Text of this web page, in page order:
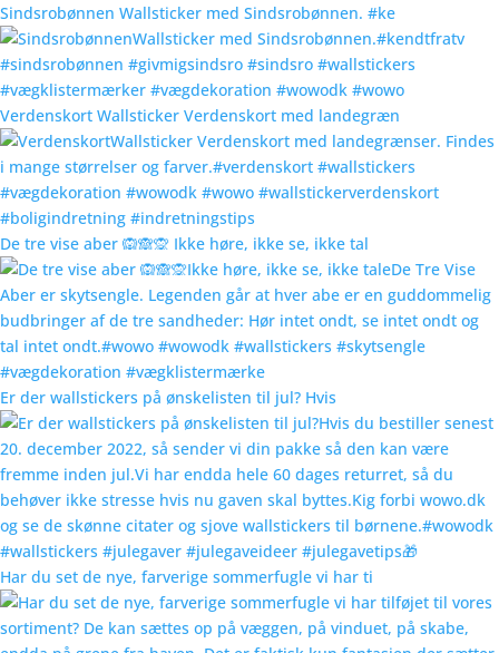
Sindsrobønnen Wallsticker med Sindsrobønnen. #ke
Verdenskort Wallsticker Verdenskort med landegræn
De tre vise aber 🙉🙈🙊 Ikke høre, ikke se, ikke tal
Er der wallstickers på ønskelisten til jul? Hvis
Har du set de nye, farverige sommerfugle vi har ti